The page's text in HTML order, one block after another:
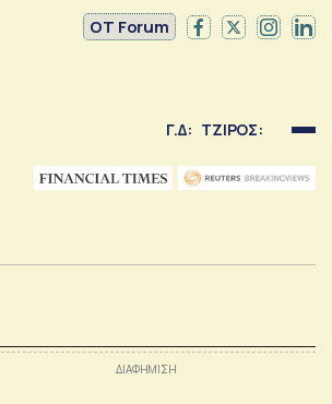
OT Forum
Γ.Δ: ΤΖΙΡΟΣ: